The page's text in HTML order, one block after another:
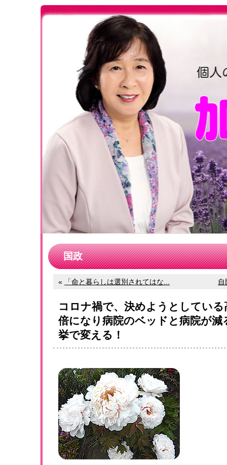
国政
« 「命と暮らしは選別されてはな...
コロナ禍で、決めようとしてい
倍になり病院のベッドと病院が減
挙で変える！